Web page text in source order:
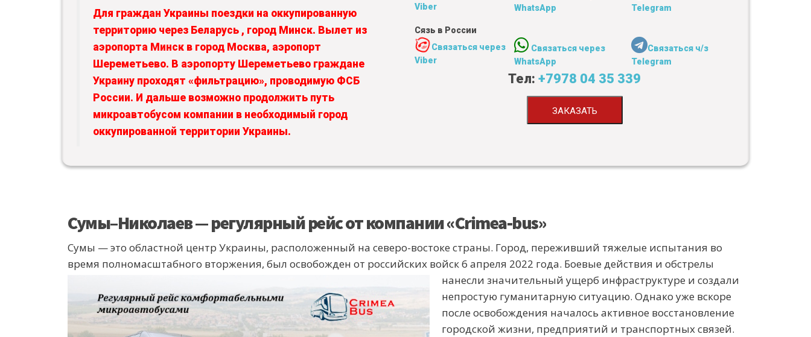
Для граждан Украины поездки на оккупированную
территорию через Беларусь , город Минск. Вылет из
аэропорта Минск в город Москва, аэропорт
Шереметьево. В аэропорту Шереметьево граждане
Украину проходят «фильтрацию», проводимую ФСБ
России. И дальше возможно продолжить путь
микроавтобусом компании в необходимый город
оккупированной территории Украины.
Viber
WhatsApp
Telegram
Сязь в России
Связаться через
Viber
Связаться через
WhatsApp
Связаться ч/з
Telegram
Тел: +7978 04 35 339
ЗАКАЗАТЬ
Сумы–Николаев — регулярный рейс от компании «Crimea-bus»
Сумы — это областной центр Украины, расположенный на северо-востоке страны. Город, переживший тяжелые испытания во
время полномасштабного вторжения, был освобожден от российских войск 6 апреля 2022 года. Боевые действия и обстрелы
нанесли значительный ущерб инфраструктуре и создали
непростую гуманитарную ситуацию. Однако уже вскоре
после освобождения началось активное восстановление
городской жизни, предприятий и транспортных связей.